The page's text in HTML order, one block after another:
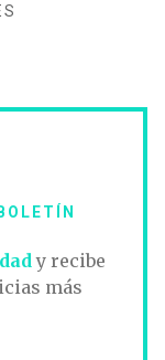
y recibe
más